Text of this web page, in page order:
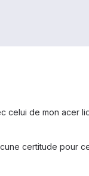
de mon acer
certitude pour